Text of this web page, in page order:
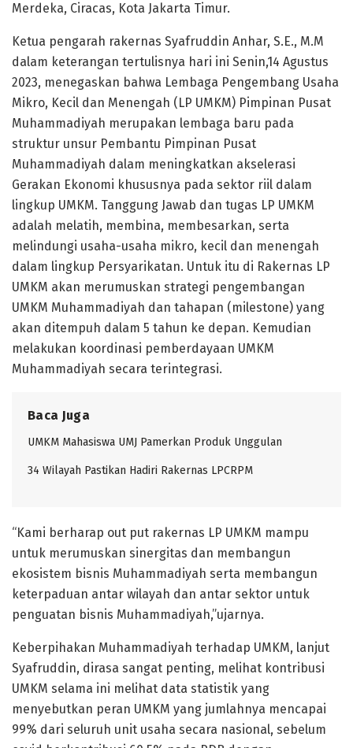
Merdeka, Ciracas, Kota Jakarta Timur.
Ketua pengarah rakernas Syafruddin Anhar, S.E., M.M
dalam keterangan tertulisnya hari ini Senin,14 Agustus
2023, menegaskan bahwa Lembaga Pengembang Usaha
Mikro, Kecil dan Menengah (LP UMKM) Pimpinan Pusat
Muhammadiyah merupakan lembaga baru pada
struktur unsur Pembantu Pimpinan Pusat
Muhammadiyah dalam meningkatkan akselerasi
Gerakan Ekonomi khususnya pada sektor riil dalam
lingkup UMKM. Tanggung Jawab dan tugas LP UMKM
adalah melatih, membina, membesarkan, serta
melindungi usaha-usaha mikro, kecil dan menengah
dalam lingkup Persyarikatan. Untuk itu di Rakernas LP
UMKM akan merumuskan strategi pengembangan
UMKM Muhammadiyah dan tahapan (milestone) yang
akan ditempuh dalam 5 tahun ke depan. Kemudian
melakukan koordinasi pemberdayaan UMKM
Muhammadiyah secara terintegrasi.
Baca Juga
UMKM Mahasiswa UMJ Pamerkan Produk Unggulan
34 Wilayah Pastikan Hadiri Rakernas LPCRPM
“Kami berharap out put rakernas LP UMKM mampu
untuk merumuskan sinergitas dan membangun
ekosistem bisnis Muhammadiyah serta membangun
keterpaduan antar wilayah dan antar sektor untuk
penguatan bisnis Muhammadiyah,”ujarnya.
Keberpihakan Muhammadiyah terhadap UMKM, lanjut
Syafruddin, dirasa sangat penting, melihat kontribusi
UMKM selama ini melihat data statistik yang
menyebutkan peran UMKM yang jumlahnya mencapai
99% dari seluruh unit usaha secara nasional, sebelum